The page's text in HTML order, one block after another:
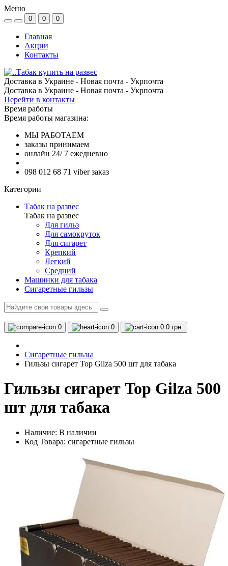
Меню
0 0 0
Главная
Акции
Контакты
Доставка в Украине - Новая почта - Укрпочта
Доставка в Украине - Новая почта - Укрпочта
Перейти в контакты
Время работы
Время работы магазина:
МЫ РАБОТАЕМ
заказы принимаем
онлайн 24/ 7 ежедневно
098 012 68 71 viber заказ
Категории
Табак на развес
Табак на развес
Для гильз
Для самокруток
Для сигарет
Крепкий
Легкий
Средний
Машинки для табака
Сигаретные гильзы
0 0 0 0 грн.
Сигаретные гильзы
Гильзы сигарет Top Gilza 500 шт для табака
Гильзы сигарет Top Gilza 500
шт для табака
Наличие: В наличии
Код Товара: сигаретные гильзы